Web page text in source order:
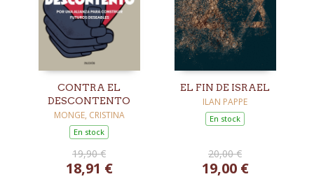
CONTRA EL
DESCONTENTO
MONGE, CRISTINA
En stock
19,90 €
18,91 €
EL FIN DE ISRAEL
ILAN PAPPE
En stock
20,00 €
19,00 €